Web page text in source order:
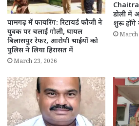
पामगढ़ में फायरिंग: रिटायर्ड फौजी ने
युवक पर चलाई गोली, घायल
बिलासपुर रेफर, आरोपी भाईयों को
पुलिस ने लिया हिरासत में
March 23, 2026
डोली में
शुरू होंगे
March